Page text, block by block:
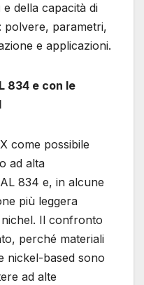
della capacità di
parametri,
e applicazioni.
834 e con le
come possibile
ad alta
834 e, in alcune
più leggera
Il confronto
perché materiali
nickel-based sono
ad alte